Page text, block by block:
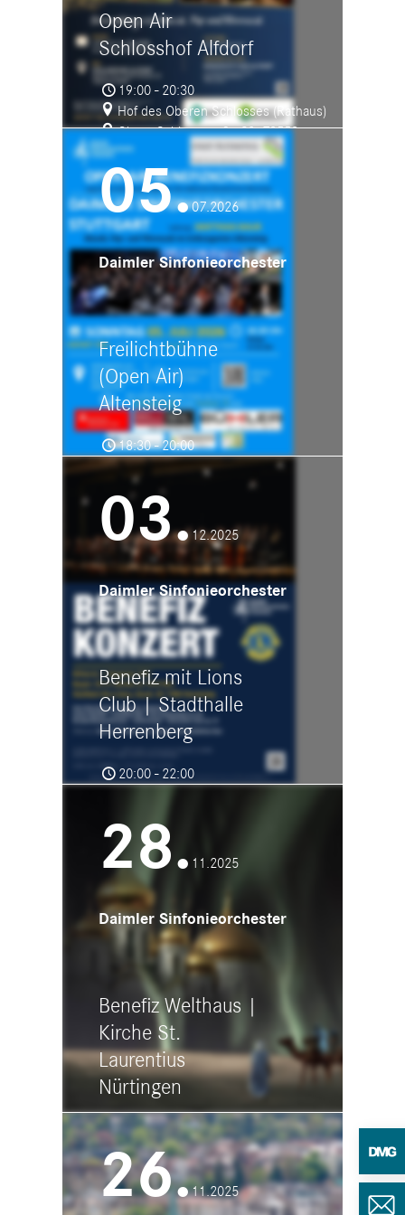
Open Air
Schlosshof Alfdorf
19:00 - 20:30
Hof des Oberen Schlosses (Rathaus)
Obere Schlossstraße 28, 73553
Alfdorf
05.07.2026
Daimler Sinfonieorchester
Freilichtbühne
(Open Air)
Altensteig
18:30 - 20:00
Schlossgarten Altensteig
Welkerstraße 6, 72213 Altensteig
03.12.2025
Daimler Sinfonieorchester
Benefiz mit Lions
Club | Stadthalle
Herrenberg
20:00 - 22:00
28. 11.2025
Daimler Sinfonieorchester
Benefiz Welthaus |
Kirche St.
Laurentius
Nürtingen
20:00 - 22:00
Stadtkirche St.Laurentius
Kirchstr. 2, 72662 Nürtingen
26.11.2025